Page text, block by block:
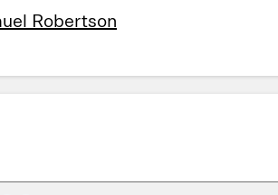
Robertson